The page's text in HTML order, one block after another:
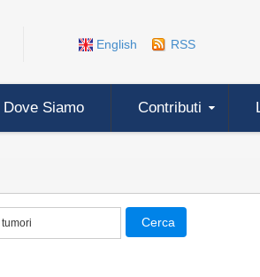
English RSS
Dove Siamo Contributi
Cerca